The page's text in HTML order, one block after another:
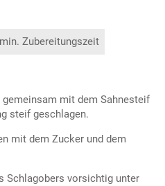
Zubereitungszeit
mit dem Sahnesteif
steif geschlagen.
mit dem Zucker und dem
Schlagobers vorsichtig unter